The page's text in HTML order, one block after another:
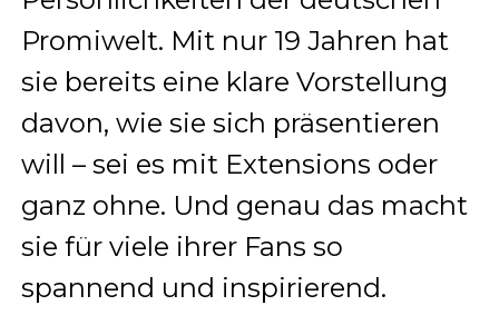
Promiwelt. Mit nur 19 Jahren hat
sie bereits eine klare Vorstellung
davon, wie sie sich präsentieren
will – sei es mit Extensions oder
ganz ohne. Und genau das macht
sie für viele ihrer Fans so
spannend und inspirierend.